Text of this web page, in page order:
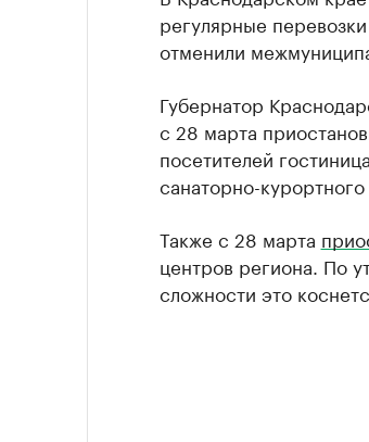
регулярные
отменили
Губернатор
с 28 марта
посетителей
санаторно-
Также с 28 марта
центров региона. По
сложности это